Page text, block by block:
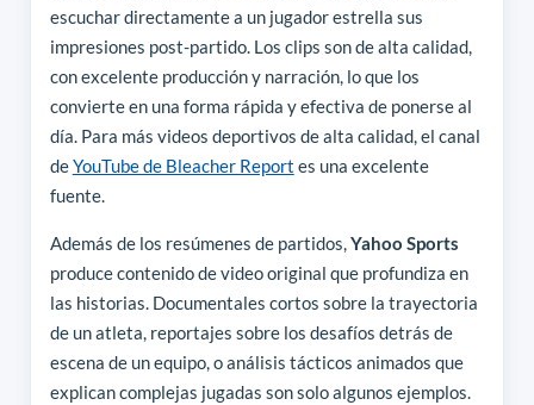
escuchar directamente a un jugador estrella sus
impresiones post-partido. Los clips son de alta calidad,
con excelente producción y narración, lo que los
convierte en una forma rápida y efectiva de ponerse al
día. Para más videos deportivos de alta calidad, el canal
deYouTube de Bleacher Report es una excelente
fuente.
Además de los resúmenes de partidos,Yahoo Sports
produce contenido de video original que profundiza en
las historias. Documentales cortos sobre la trayectoria
de un atleta, reportajes sobre los desafíos detrás de
escena de un equipo, o análisis tácticos animados que
explican complejas jugadas son solo algunos ejemplos.